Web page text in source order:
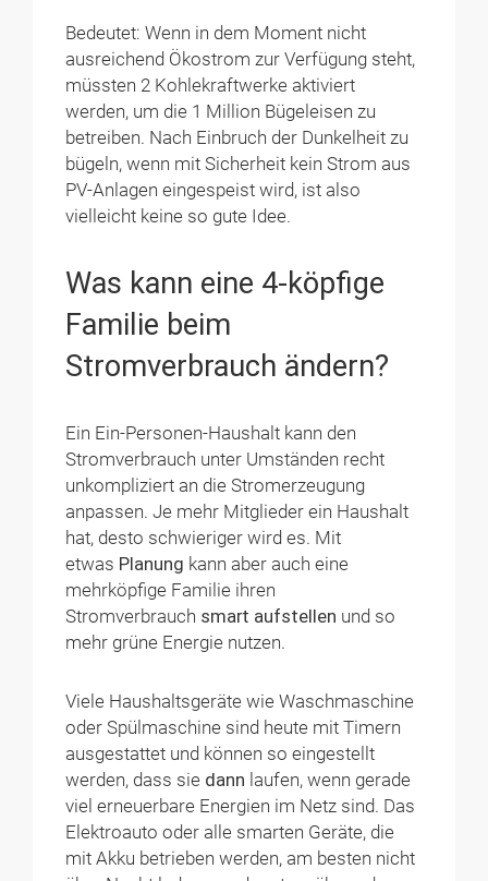
Bedeutet: Wenn in dem Moment nicht
ausreichend Ökostrom zur Verfügung steht,
müssten 2 Kohlekraftwerke aktiviert
werden, um die 1 Million Bügeleisen zu
betreiben. Nach Einbruch der Dunkelheit zu
bügeln, wenn mit Sicherheit kein Strom aus
PV-Anlagen eingespeist wird, ist also
vielleicht keine so gute Idee.
Was kann eine 4-köpfige
Familie beim
Stromverbrauch ändern?
Ein Ein-Personen-Haushalt kann den
Stromverbrauch unter Umständen recht
unkompliziert an die Stromerzeugung
anpassen. Je mehr Mitglieder ein Haushalt
hat, desto schwieriger wird es. Mit
etwas Planung kann aber auch eine
mehrköpfige Familie ihren
Stromverbrauch smart aufstellen und so
mehr grüne Energie nutzen.
Viele Haushaltsgeräte wie Waschmaschine
oder Spülmaschine sind heute mit Timern
ausgestattet und können so eingestellt
werden, dass sie dann laufen, wenn gerade
viel erneuerbare Energien im Netz sind. Das
Elektroauto oder alle smarten Geräte, die
mit Akku betrieben werden, am besten nicht